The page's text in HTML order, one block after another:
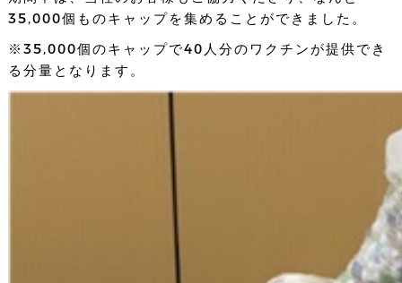
35,000個ものキャップを集めることができました。
※35,000個のキャップで40人分のワクチンが提供でき
る分量となります。